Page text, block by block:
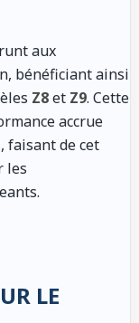
aux
bénéficiant ainsi
Z8et Z9. Cette
accrue
faisant de cet
les
LE